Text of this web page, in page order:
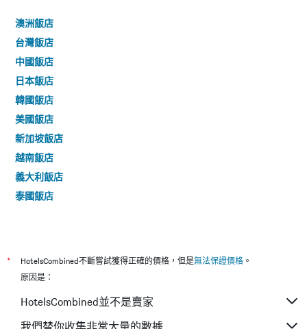
澳洲飯店
台灣飯店
中國飯店
日本飯店
韓國飯店
美國飯店
新加坡飯店
越南飯店
義大利飯店
泰國飯店
* HotelsCombined不斷嘗試獲得正確的價格，但是無法保證價格 。
原因是：
HotelsCombined並不是賣家